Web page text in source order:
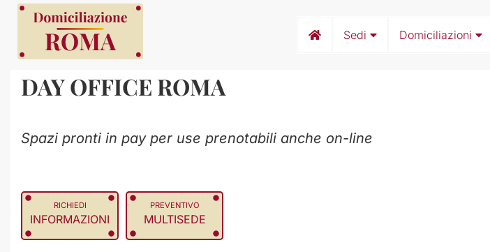
Sedi Domiciliazioni
DAY OFFICE ROMA
Spazi pronti in pay per use prenotabili anche on-line
RICHIEDI
INFORMAZIONI
PREVENTIVO
MULTISEDE